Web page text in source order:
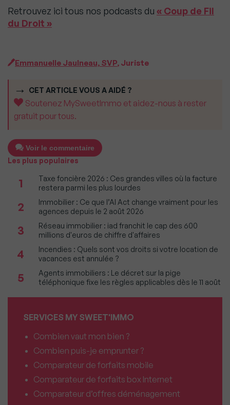
Retrouvez ici tous nos podcasts du « Coup de Fil
du Droit »
Emmanuelle Jaulneau, SVP, Juriste
CET ARTICLE VOUS A AIDÉ ?
Soutenez MySweetImmo et aidez-nous à rester
gratuit pour tous.
Voir le commentaire
Les plus populaires
1
Taxe foncière 2026 : Ces grandes villes où la facture
restera parmi les plus lourdes
2
Immobilier : Ce que l’AI Act change vraiment pour les
agences depuis le 2 août 2026
3
Réseau immobilier : iad franchit le cap des 600
millions d'euros de chiffre d'affaires
4
Incendies : Quels sont vos droits si votre location de
vacances est annulée ?
5
Agents immobiliers : Le décret sur la pige
téléphonique fixe les règles applicables dès le 11 août
SERVICES MY SWEET'IMMO
Combien vaut mon bien ?
Combien puis-je emprunter ?
Comparateur de forfaits mobile
Comparateur de forfaits box Internet
Comparateur d’offres déménagement